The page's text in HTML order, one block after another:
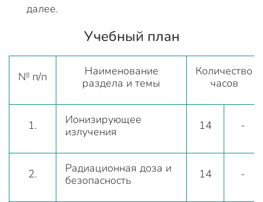
далее.
Учебный план
№ п/п
Наименование
раздела и темы
Количество
часов
1.
Ионизирующее
излучения
14 -
2.
Радиационная доза и
безопасность
14 -